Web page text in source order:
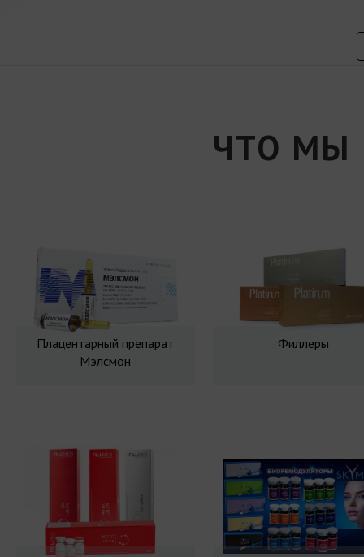
ЧТО МЫ
Плацентарный препарат
Мэлсмон
Филлеры